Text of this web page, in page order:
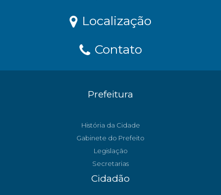
Localização
Contato
Prefeitura
História da Cidade
Gabinete do Prefeito
Legislação
Secretarias
Cidadão